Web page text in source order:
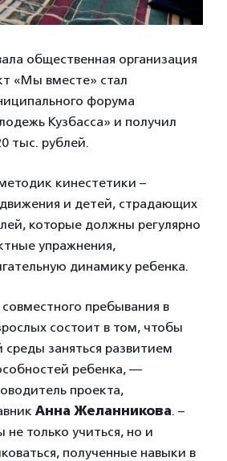
общественная организация
«Мы вместе» стал
форума
Кузбасса» и получил
тыс. рублей.
кинестетики –
и детей, страдающих
которые должны регулярно
упражнения,
динамику ребенка.
пребывания в
состоит в том, чтобы
среды заняться развитием
ребенка, —
проекта,
Анна Желанникова. –
только учиться, но и
полученные навыки в